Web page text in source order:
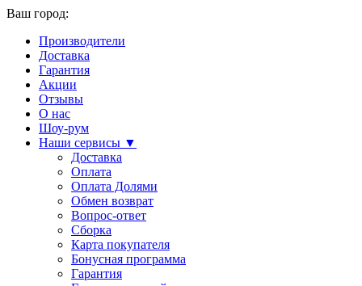
Ваш город:
Производители
Доставка
Гарантия
Акции
Отзывы
О нас
Шоу-рум
Наши сервисы ▼
Доставка
Оплата
Оплата Долями
Обмен возврат
Вопрос-ответ
Сборка
Карта покупателя
Бонусная программа
Гарантия